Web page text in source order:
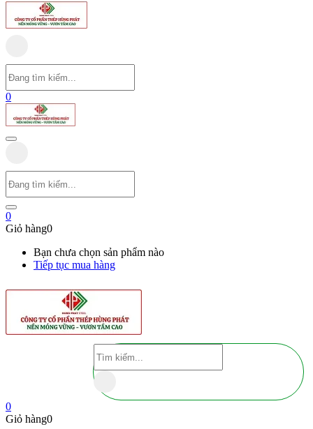
0
0
Giỏ hàng0
Bạn chưa chọn sản phẩm nào
Tiếp tục mua hàng
0
Giỏ hàng0